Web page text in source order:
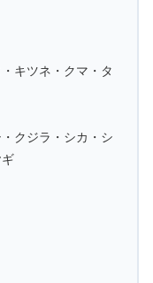
キツネ・クマ・タ
クジラ・シカ・シ